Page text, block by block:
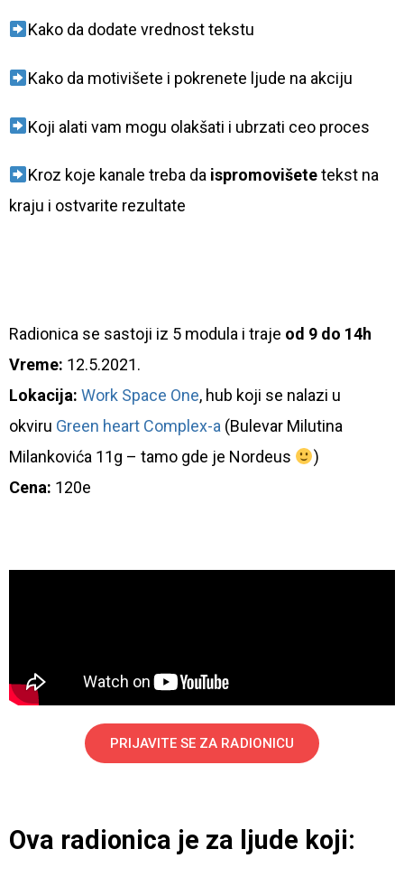
Kako da dodate vrednost tekstu
Kako da motivišete i pokrenete ljude na akciju
Koji alati vam mogu olakšati i ubrzati ceo proces
Kroz koje kanale treba da ispromovišetetekst na
kraju i ostvarite rezultate
Radionica se sastoji iz 5 modula i traje od 9 do 14h
Vreme: 12.5.2021.
Lokacija: Work Space One, hub koji se nalazi u
okviru Green heart Complex-a (Bulevar Milutina
Milankovića 11g – tamo gde je Nordeus
)
Cena: 120e
PRIJAVITE SE ZA RADIONICU
Ova radionica je za ljude koji: